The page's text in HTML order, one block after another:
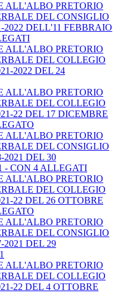
ALL'ALBO PRETORIO
DEL CONSIGLIO
DELL'11 FEBBRAIO
ALL'ALBO PRETORIO
DEL COLLEGIO
2022 DEL 24
ALL'ALBO PRETORIO
DEL COLLEGIO
22 DEL 17 DICEMBRE
ALL'ALBO PRETORIO
DEL CONSIGLIO
DEL 30
- CON 4 ALLEGATI
ALL'ALBO PRETORIO
DEL COLLEGIO
22 DEL 26 OTTOBRE
ALL'ALBO PRETORIO
DEL CONSIGLIO
DEL 29
ALL'ALBO PRETORIO
DEL COLLEGIO
22 DEL 4 OTTOBRE